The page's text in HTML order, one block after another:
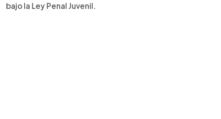
bajo la Ley Penal Juvenil.